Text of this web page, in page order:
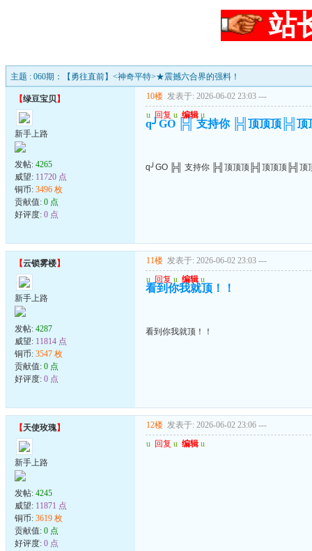
站
主题 : 060期：【勇往直前】<神奇平特>★震撼六合界的强料！
【绿豆宝贝】
新手上路
发帖: 4265
威望: 11720 点
铜币: 3496 枚
贡献值: 0 点
好评度: 0 点
10楼 发表于: 2026-06-02 23:03 ---
u 回复 u 编辑 u
q╯GO ╠╣ 支持你 ╠╣顶顶顶╠╣顶
q╯GO ╠╣ 支持你 ╠╣顶顶顶╠╣顶顶顶╠╣顶
【云锁雾楼】
新手上路
发帖: 4287
威望: 11814 点
铜币: 3547 枚
贡献值: 0 点
好评度: 0 点
11楼 发表于: 2026-06-02 23:03 ---
u 回复 u 编辑 u
看到你我就顶！！
看到你我就顶！！
【天使玫瑰】
新手上路
发帖: 4245
威望: 11871 点
铜币: 3619 枚
贡献值: 0 点
好评度: 0 点
12楼 发表于: 2026-06-02 23:06 ---
u 回复 u 编辑 u